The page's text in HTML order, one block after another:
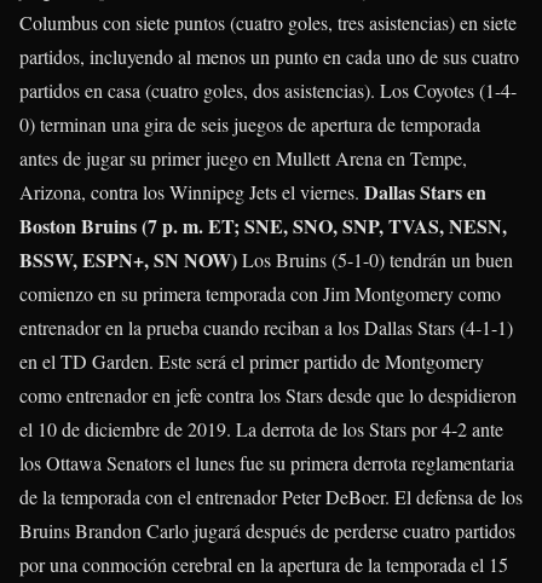
Columbus con siete puntos (cuatro goles, tres asistencias) en siete
partidos, incluyendo al menos un punto en cada uno de sus cuatro
partidos en casa (cuatro goles, dos asistencias). Los Coyotes (1-4-
0) terminan una gira de seis juegos de apertura de temporada
antes de jugar su primer juego en Mullett Arena en Tempe,
Arizona, contra los Winnipeg Jets el viernes. Dallas Stars en
Boston Bruins (7 p. m. ET; SNE, SNO, SNP, TVAS, NESN,
BSSW, ESPN+, SN NOW)Los Bruins (5-1-0) tendrán un buen
comienzo en su primera temporada con Jim Montgomery como
entrenador en la prueba cuando reciban a los Dallas Stars (4-1-1)
en el TD Garden. Este será el primer partido de Montgomery
como entrenador en jefe contra los Stars desde que lo despidieron
el 10 de diciembre de 2019. La derrota de los Stars por 4-2 ante
los Ottawa Senators el lunes fue su primera derrota reglamentaria
de la temporada con el entrenador Peter DeBoer. El defensa de los
BruinsBrandon Carlojugará después de perderse cuatro partidos
por una conmoción cerebral en la apertura de la temporada el 15